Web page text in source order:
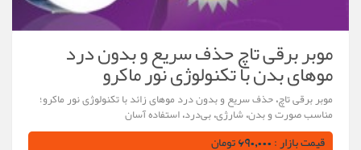
موبر برقی تاچ حذف سریع و بدون درد
موهای بدن با تکنولوژی نور ماکرو
موبر برقی تاچ، حذف سریع و بدون درد موهای زائد با تکنولوژی نور ماکرو؛
مناسب صورت و بدن، شارژی، بی‌درد، استفاده آسان
قیمت بازار : 690,000 تومان